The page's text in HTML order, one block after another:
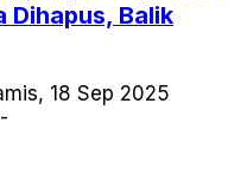
Dihapus, Balik
18 Sep 2025